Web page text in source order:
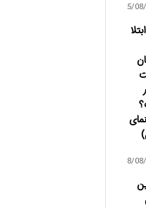
25/
18/